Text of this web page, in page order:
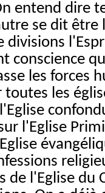
entend dire
se dit
divisions
conscience
les forces
toutes les
l'Eglise
de l'Eglise du